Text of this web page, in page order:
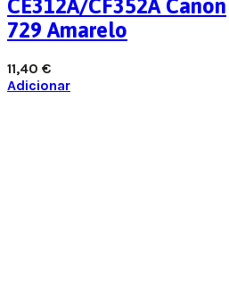
CE312A/CF352A Canon
729 Amarelo
11,40 €
Adicionar